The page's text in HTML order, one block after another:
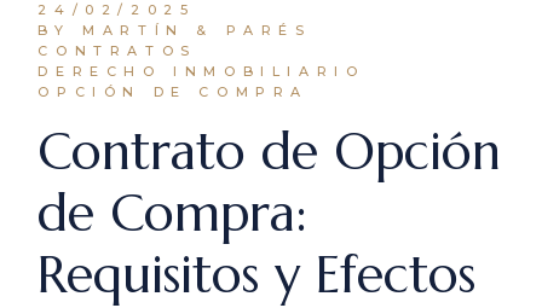
24/02/2025
BY MARTÍN & PARÉS
CONTRATOS
DERECHO INMOBILIARIO
OPCIÓN DE COMPRA
Contrato de Opción
de Compra:
Requisitos y Efectos